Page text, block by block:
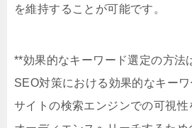
を維持することが可能です。
**効果的なキーワード選定の方法
SEO対策における効果的なキー
サイトの検索エンジンでの可視性